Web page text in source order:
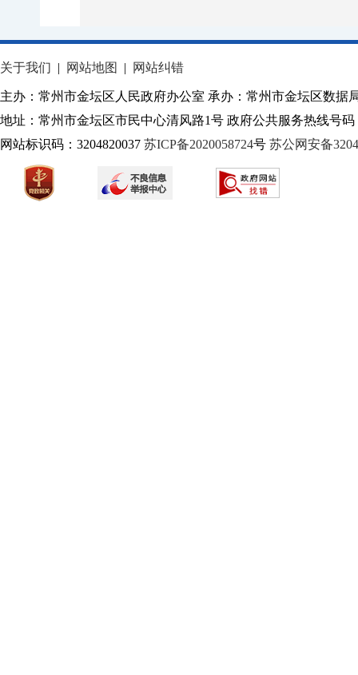
关于我们 | 网站地图 | 网站纠错
主办：常州市金坛区人民政府办公室 承办：常州市金坛区数据
地址：常州市金坛区市民中心清风路1号 政府公共服务热线号码
网站标识码：3204820037 苏ICP备2020058724号 苏公网安备